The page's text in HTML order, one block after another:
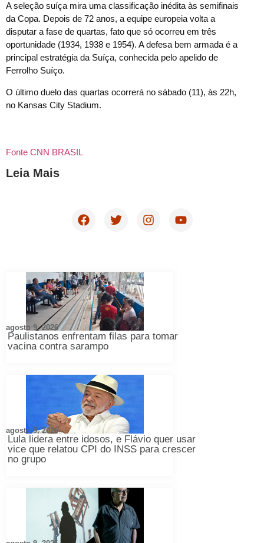
A seleção suíça mira uma classificação inédita às semifinais
da Copa. Depois de 72 anos, a equipe europeia volta a
disputar a fase de quartas, fato que só ocorreu em três
oportunidade (1934, 1938 e 1954). A defesa bem armada é a
principal estratégia da Suíça, conhecida pelo apelido de
Ferrolho Suíço.
O último duelo das quartas ocorrerá no sábado (11), às 22h,
no Kansas City Stadium.
Fonte CNN BRASIL
Leia Mais
Paulistanos enfrentam filas para tomar
vacina contra sarampo
agosto 9, 2026
Lula lidera entre idosos, e Flávio quer usar
vice que relatou CPI do INSS para crescer
no grupo
agosto 9, 2026